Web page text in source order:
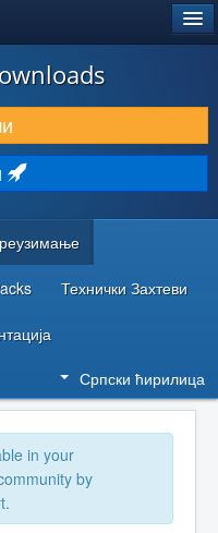
Технички Захтеви
Српски ћирилица
in your
by